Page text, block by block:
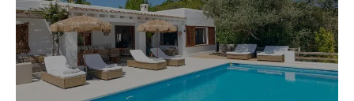
a
r
: